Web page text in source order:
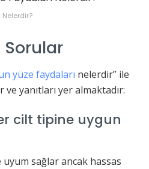
Nelerdir?
Sorular
yüze faydaları nelerdir” ile
yanıtları yer almaktadır:
cilt tipine uygun
sağlar ancak hassas